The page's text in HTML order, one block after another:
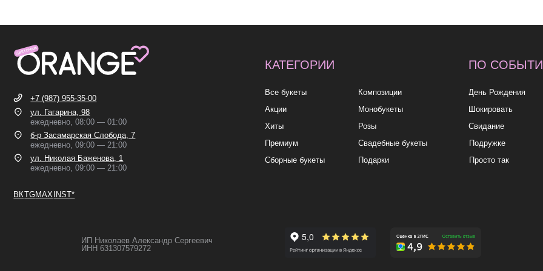
политика
ИП Николаев Александр Сергеевич
ИНН 631307579272